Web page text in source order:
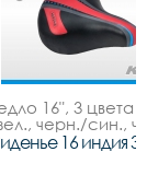
16", 3 цвета
черн./син.,
красн.), NEW
16 индия